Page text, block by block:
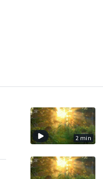
2 min